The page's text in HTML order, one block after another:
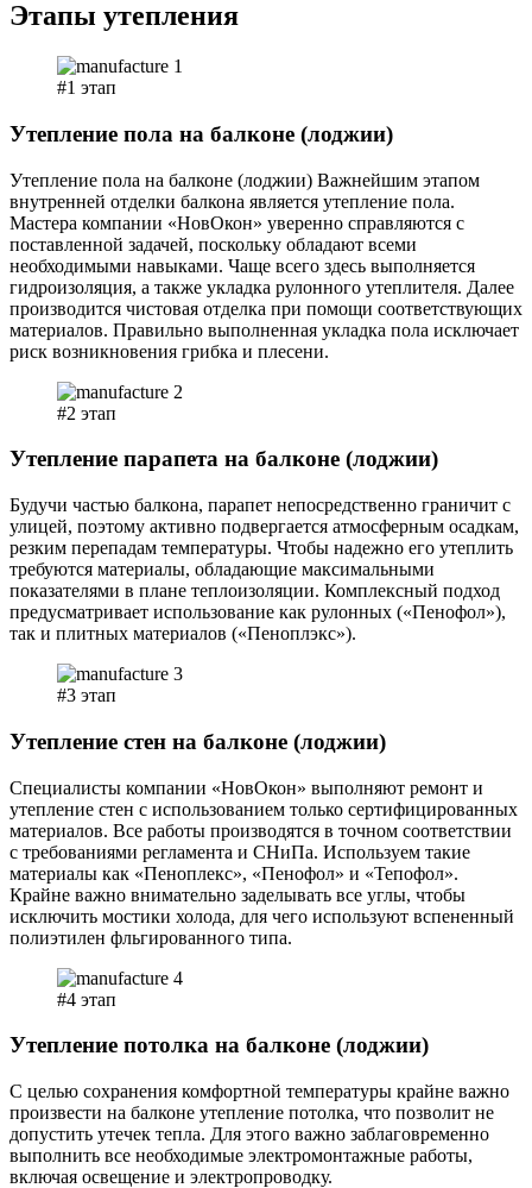
Этапы утепления
#1 этап
Утепление пола на балконе (лоджии)
Утепление пола на балконе (лоджии) Важнейшим этапом
внутренней отделки балкона является утепление пола.
Мастера компании «НовОкон» уверенно справляются с
поставленной задачей, поскольку обладают всеми
необходимыми навыками. Чаще всего здесь выполняется
гидроизоляция, а также укладка рулонного утеплителя. Далее
производится чистовая отделка при помощи соответствующих
материалов. Правильно выполненная укладка пола исключает
риск возникновения грибка и плесени.
#2 этап
Утепление парапета на балконе (лоджии)
Будучи частью балкона, парапет непосредственно граничит с
улицей, поэтому активно подвергается атмосферным осадкам,
резким перепадам температуры. Чтобы надежно его утеплить
требуются материалы, обладающие максимальными
показателями в плане теплоизоляции. Комплексный подход
предусматривает использование как рулонных («Пенофол»),
так и плитных материалов («Пеноплэкс»).
#3 этап
Утепление стен на балконе (лоджии)
Специалисты компании «НовОкон» выполняют ремонт и
утепление стен с использованием только сертифицированных
материалов. Все работы производятся в точном соответствии
с требованиями регламента и СНиПа. Используем такие
материалы как «Пеноплекс», «Пенофол» и «Тепофол».
Крайне важно внимательно заделывать все углы, чтобы
исключить мостики холода, для чего используют вспененный
полиэтилен фльгированного типа.
#4 этап
Утепление потолка на балконе (лоджии)
С целью сохранения комфортной температуры крайне важно
произвести на балконе утепление потолка, что позволит не
допустить утечек тепла. Для этого важно заблаговременно
выполнить все необходимые электромонтажные работы,
включая освещение и электропроводку.